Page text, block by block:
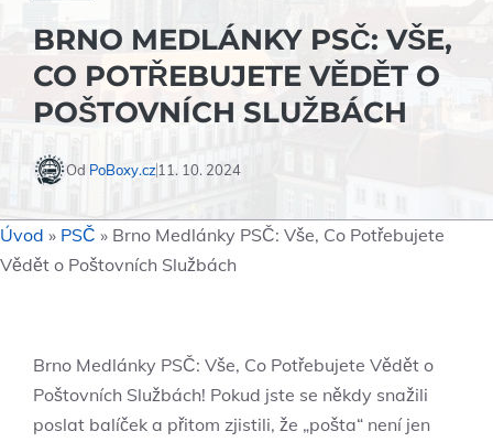
BRNO MEDLÁNKY PSČ: VŠE,
CO POTŘEBUJETE VĚDĚT O
POŠTOVNÍCH SLUŽBÁCH
Od PoBoxy.cz 11. 10. 2024
Úvod » PSČ » Brno Medlánky PSČ: Vše, Co Potřebujete
Vědět o Poštovních Službách
Brno Medlánky PSČ: Vše, Co Potřebujete Vědět o
Poštovních Službách! Pokud jste se někdy snažili
poslat balíček a přitom zjistili, že „pošta“ není jen